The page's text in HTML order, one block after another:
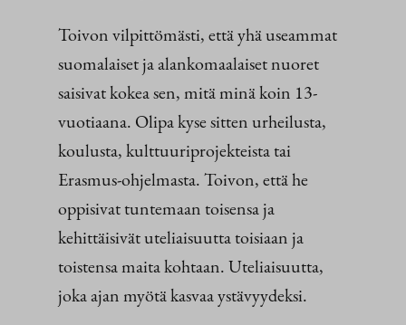
Toivon vilpittömästi, että yhä useammat
suomalaiset ja alankomaalaiset nuoret
saisivat kokea sen, mitä minä koin 13-
vuotiaana. Olipa kyse sitten urheilusta,
koulusta, kulttuuriprojekteista tai
Erasmus-ohjelmasta. Toivon, että he
oppisivat tuntemaan toisensa ja
kehittäisivät uteliaisuutta toisiaan ja
toistensa maita kohtaan. Uteliaisuutta,
joka ajan myötä kasvaa ystävyydeksi.